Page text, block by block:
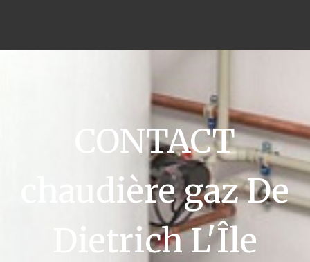
CONTACT
chaudière gaz De
Dietrich L'Île